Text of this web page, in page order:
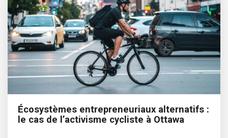
Écosystèmes entrepreneuriaux alternatifs :
le cas de l’activisme cycliste à Ottawa